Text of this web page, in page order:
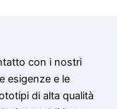
con i nostri
esigenze e le
di alta qualità